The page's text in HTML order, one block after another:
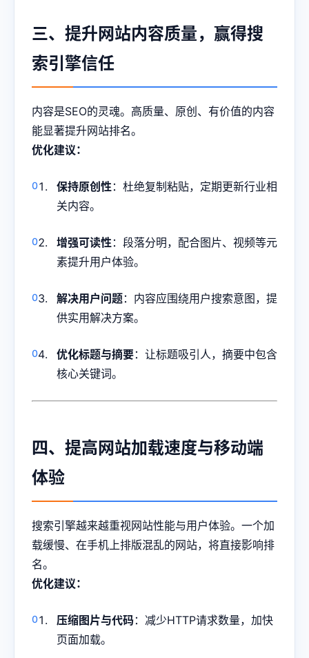
三、提升网站内容质量，赢得搜
索引擎信任
内容是SEO的灵魂。高质量、原创、有价值的内容
能显著提升网站排名。
优化建议：
保持原创性：杜绝复制粘贴，定期更新行业相
关内容。
增强可读性：段落分明，配合图片、视频等元
素提升用户体验。
解决用户问题：内容应围绕用户搜索意图，提
供实用解决方案。
优化标题与摘要：让标题吸引人，摘要中包含
核心关键词。
四、提高网站加载速度与移动端
体验
搜索引擎越来越重视网站性能与用户体验。一个加
载缓慢、在手机上排版混乱的网站，将直接影响排
名。
优化建议：
压缩图片与代码：减少HTTP请求数量，加快
页面加载。